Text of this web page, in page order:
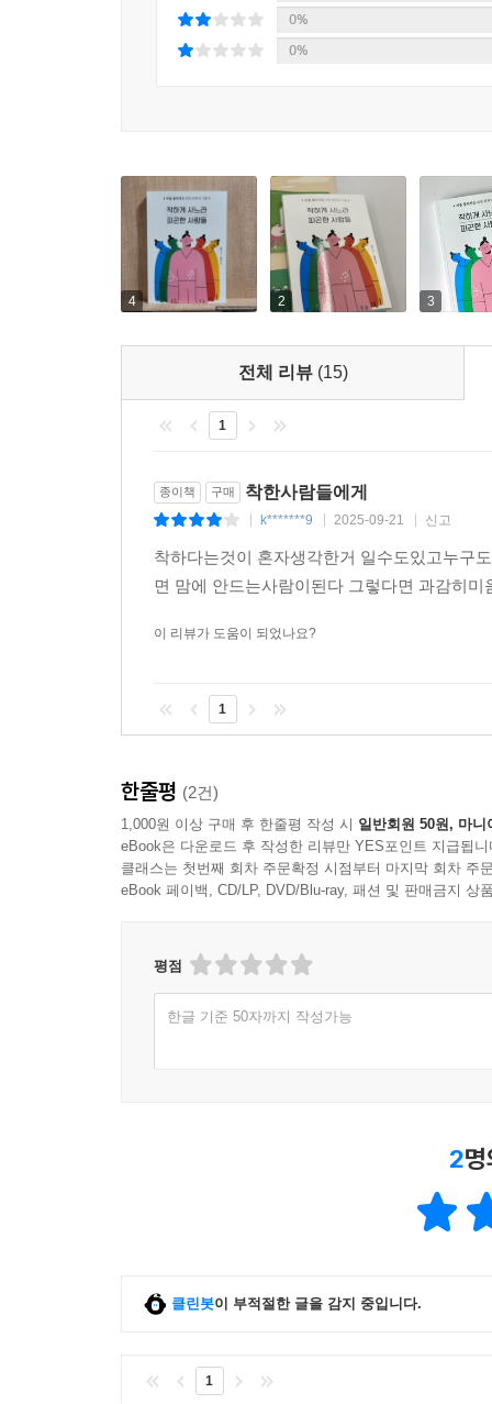
자신에게 피플 플리저 성향이 있다고 생각한다
‘조금 나빠져도 괜찮다’는 위로를 받고, 나 자신
0%
0%
4 2 3
전체 리뷰 (15)
1
종이책 구매 착한사람들에게
k*******9 2025-09-21 신고
착하다는것이 혼자생각한거 일수도있고누구
면 맘에 안드는사람이된다 그렇다면 과감히
이 리뷰가 도움이 되었나요?
1
한줄평 (2건)
1,000원 이상 구매 후 한줄평 작성 시 일반회원 50원, 마니
eBook은 다운로드 후 작성한 리뷰만 YES포인트 지급됩니
클래스는 첫번째 회차 주문확정 시점부터 마지막 회차 주
eBook 페이백, CD/LP, DVD/Blu-ray, 패션 및 판매금지 상
평점
한글 기준 50자까지 작성가능
2
클린봇이 부적절한 글을 감지 중입니다.
1